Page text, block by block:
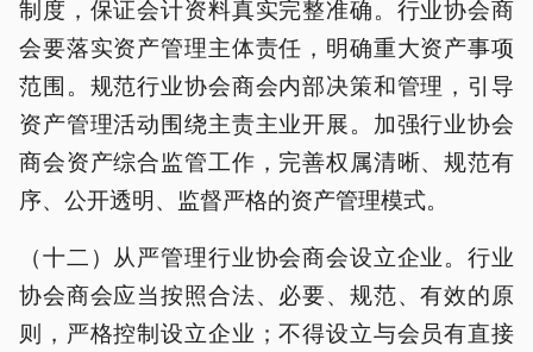
制度，保证会计资料真实完整准确。行业协会商
会要落实资产管理主体责任，明确重大资产事项
范围。规范行业协会商会内部决策和管理，引导
资产管理活动围绕主责主业开展。加强行业协会
商会资产综合监管工作，完善权属清晰、规范有
序、公开透明、监督严格的资产管理模式。
（十二）从严管理行业协会商会设立企业。行业
协会商会应当按照合法、必要、规范、有效的原
则，严格控制设立企业；不得设立与会员有直接